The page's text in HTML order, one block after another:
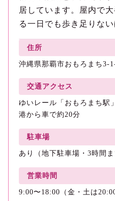
居しています。屋内で
る一日でも歩き足りない
住所
沖縄県那覇市おもろまち3-
交通アクセス
ゆいレール「おもろまち駅
港から車で約20分
駐車場
あり（地下駐車場・3時間ま
営業時間
9:00〜18:00（金・土は